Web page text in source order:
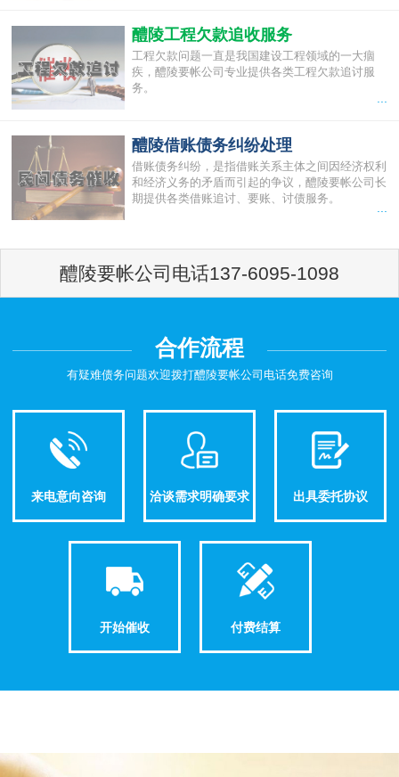
醴陵工程欠款追收服务
工程欠款问题一直是我国建设工程领域的一大痼
疾，醴陵要帐公司专业提供各类工程欠款追讨服
务。
醴陵借账债务纠纷处理
借账债务纠纷，是指借账关系主体之间因经济权利
和经济义务的矛盾而引起的争议，醴陵要帐公司长
期提供各类借账追讨、要账、讨债服务。
...
醴陵要帐公司电话137-6095-1098
合作流程
有疑难债务问题欢迎拨打醴陵要帐公司电话免费咨询
来电意向咨询 洽谈需求明确要求 出具委托协议
开始催收 付费结算